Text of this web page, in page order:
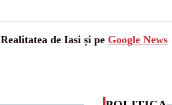
de Iasi și pe Google News